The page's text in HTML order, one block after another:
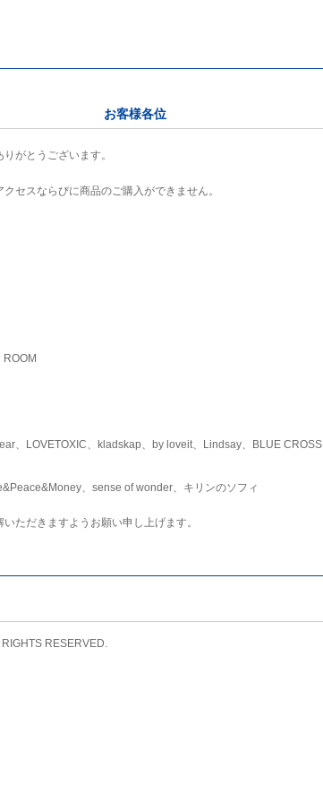
お客様各位
がとうございます。
セスならびに商品のご購入ができません。
、LOVETOXIC、kladskap、by loveit、Lindsay、BLUE CROSS
、sense of wonder、キリンのソフィ
ただきますようお願い申し上げます。